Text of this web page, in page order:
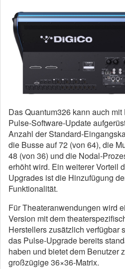
Das Quantum326 kann auch
Pulse-Software-Update
Anzahl der Standard-
die Busse auf 72 (von 64), die
48 (von 36) und die Nodal-
erhöht wird. Ein weiterer Vorteil
Upgrades ist die Hinzufügung
Funktionalität.
Für Theateranwendungen wird
Version mit dem
Herstellers zusätzlich verfügbar
das Pulse-Upgrade bereits
haben und bietet dem Benutzer
großzügige 36×36-Matrix.